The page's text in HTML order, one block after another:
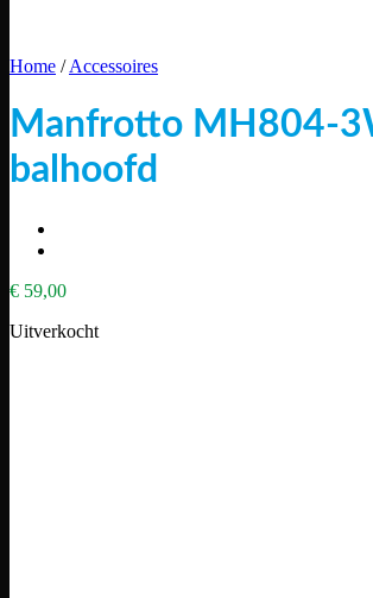
Home / Accessoires
Manfrotto MH804-
balhoofd
€ 59,00
Uitverkocht